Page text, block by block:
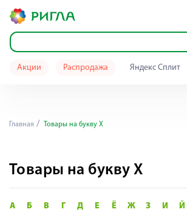
Акции Распродажа Яндекс Сплит
Главная Товары на букву X
Товары на букву X
А Б В Г Д Е Ё Ж З И Й